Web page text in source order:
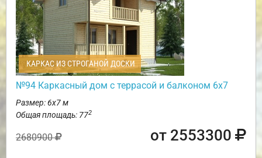
КАРКАС ИЗ СТРОГАНОЙ ДОСКИ
№94 Каркасный дом с террасой и балконом 6х7
Размер: 6х7 м
Общая площадь: 772
2680900 от 2553300